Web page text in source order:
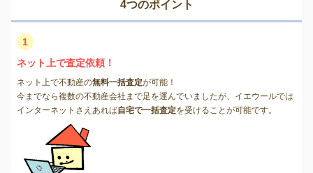
4つのポイント
1
ネット上で査定依頼！
ネット上で不動産の無料一括査定が可能！
今までなら複数の不動産会社まで足を運んでいましたが、イエウールでは
インターネットさえあれば自宅で一括査定を受けることが可能です。